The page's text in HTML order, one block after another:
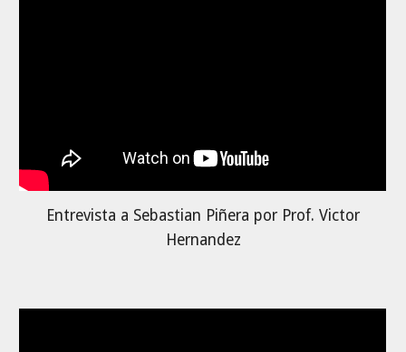
Entrevista a Sebastian Piñera por Prof. Victor
Hernandez